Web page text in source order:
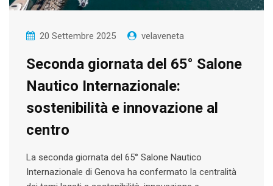
20 Settembre 2025 velaveneta
Seconda giornata del 65° Salone
Nautico Internazionale:
sostenibilità e innovazione al
centro
La seconda giornata del 65° Salone Nautico
Internazionale di Genova ha confermato la centralità